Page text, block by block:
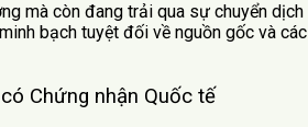
mà còn đang trải qua sự chuyển dịch
bạch tuyệt đối về nguồn gốc và các
Chứng nhận Quốc tế